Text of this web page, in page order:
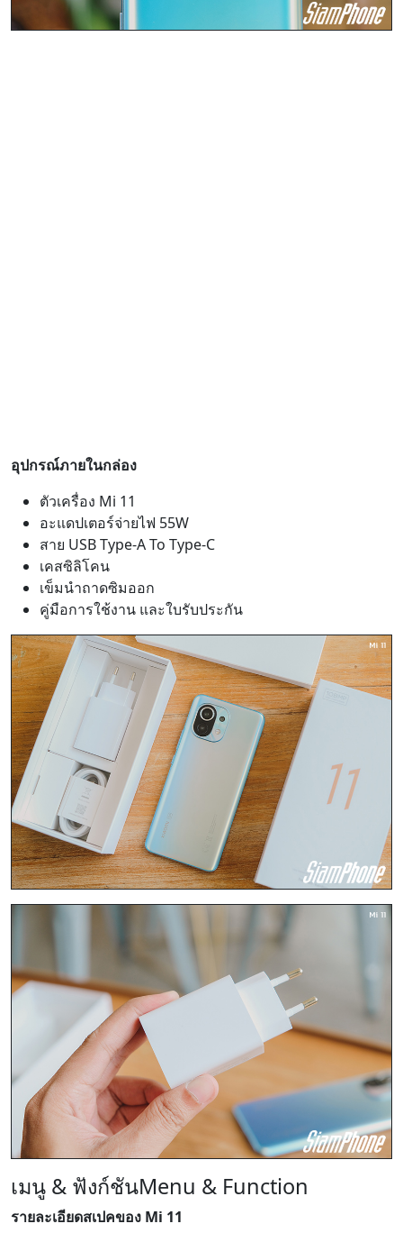
อุปกรณ์ภายในกล่อง
ตัวเครื่อง Mi 11
อะแดปเตอร์จ่ายไฟ 55W
สาย USB Type-A To Type-C
เคสซิลิโคน
เข็มนำถาดซิมออก
คู่มือการใช้งาน และใบรับประกัน
เมนู & ฟังก์ชันMenu & Function
รายละเอียดสเปคของ Mi 11